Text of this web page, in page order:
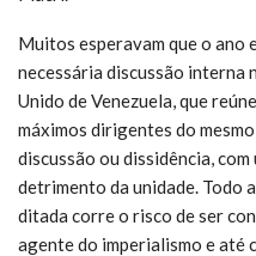
Muitos esperavam que o ano
necessária discussão interna
Unido de Venezuela, que
máximos dirigentes do
discussão ou dissidência, com
detrimento da unidade. Todo
ditada corre o risco de ser
agente do imperialismo e até